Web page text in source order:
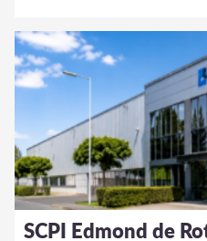
SCPI Edmond de